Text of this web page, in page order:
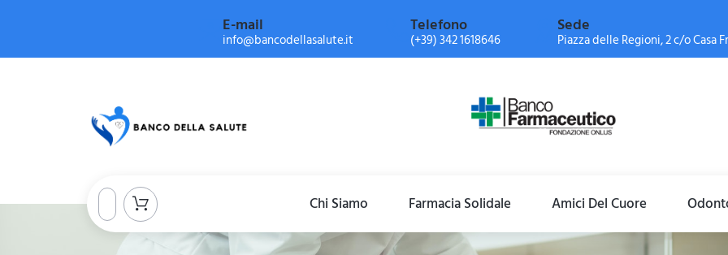
E-mail
info@bancodellasalute.it
Telefono
(+39) 342 1618646
Sede
Piazza delle Regioni, 2 c/o
Chi Siamo Farmacia Solidale Amici Del Cuore